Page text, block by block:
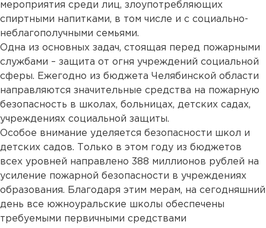
мероприятия среди лиц, злоупотребляющих
спиртными напитками, в том числе и с социально-
неблагополучными семьями.
Одна из основных задач, стоящая перед пожарными
службами – защита от огня учреждений социальной
сферы. Ежегодно из бюджета Челябинской области
направляются значительные средства на пожарную
безопасность в школах, больницах, детских садах,
учреждениях социальной защиты.
Особое внимание уделяется безопасности школ и
детских садов. Только в этом году из бюджетов
всех уровней направлено 388 миллионов рублей на
усиление пожарной безопасности в учреждениях
образования. Благодаря этим мерам, на сегодняшний
день все южноуральские школы обеспечены
требуемыми первичными средствами